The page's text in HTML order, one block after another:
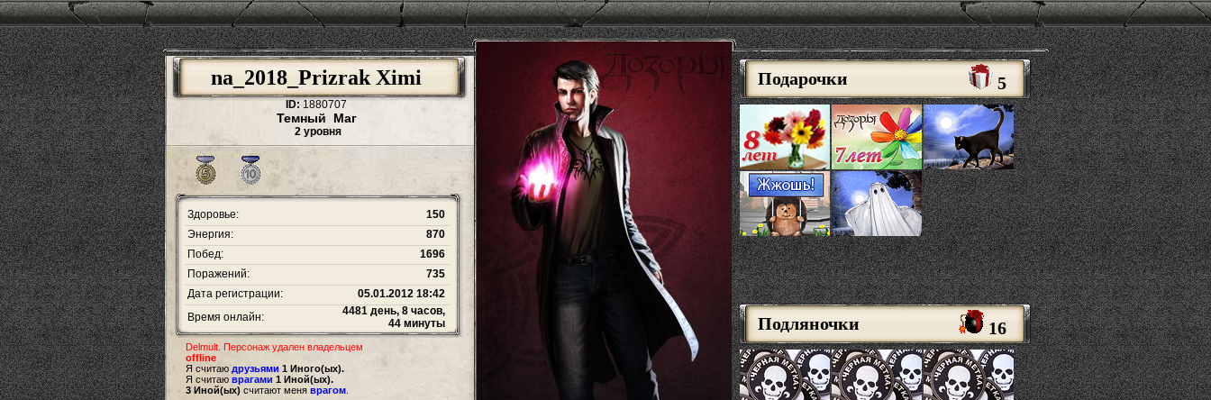
na_2018_Prizrak Ximi
ID: 1880707
Темный Маг
2 уровня
Здоровье:
150
Энергия:
870
Побед:
1696
Поражений:
735
Дата регистрации:
05.01.2012 18:42
Время онлайн:
4481 день, 8 часов,
44 минуты
Delmult. Персонаж удален владельцем
offline
Я считаю друзьями 1 Иного(ых).
Я считаю врагами 1 Иной(ых).
3 Иной(ых) считают меня врагом
Подарочки 5
Подляночки 16